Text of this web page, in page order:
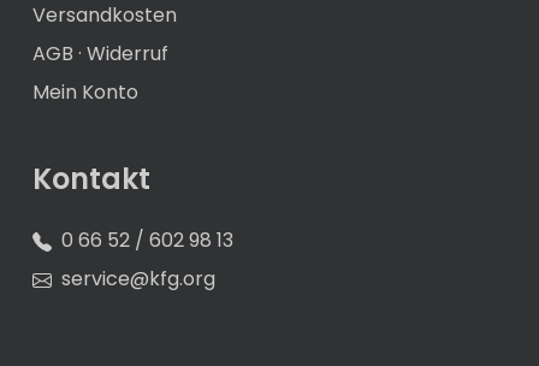
Versandkosten
AGB · Widerruf
Mein Konto
Kontakt
0 66 52 / 602 98 13
service@kfg.org